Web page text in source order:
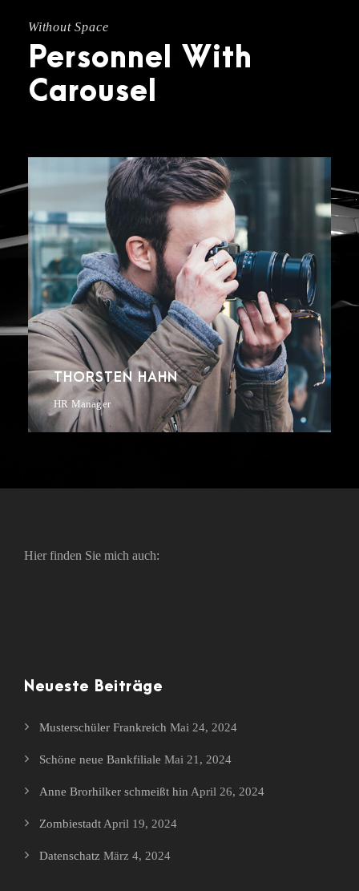
Without Space
Personnel With
Carousel
THORSTEN HAHN
HR Manager
Hier finden Sie mich auch:
Neueste Beiträge
Musterschüler Frankreich Mai 24, 2024
Schöne neue Bankfiliale Mai 21, 2024
Anne Brorhilker schmeißt hin April 26, 2024
Zombiestadt April 19, 2024
Datenschatz März 4, 2024